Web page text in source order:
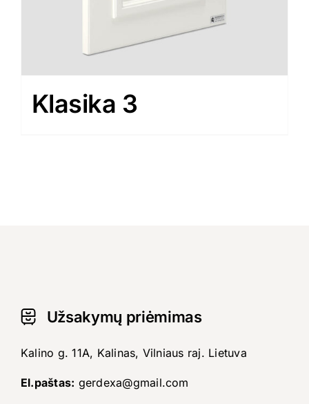
Klasika 3
Užsakymų priėmimas
Kalino g. 11A, Kalinas, Vilniaus raj. Lietuva
El.paštas: gerdexa@gmail.com